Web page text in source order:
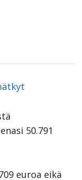
50.791
euroa eikä